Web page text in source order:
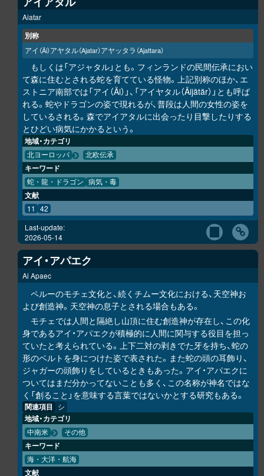
Aiatar
別称
アイ （Äi）アヤタル（Ajatar）アヤッタラ （Ajattara）
もしくは「アジャタル」とも。フィンランドの民間伝承におい
て森に住むとされる蛇を育てている怪物。上記別称のほか、エ
ストニア南部では「アイ（Äi）」、「アイヤタル（Äijätär）」とも呼ば
れる。蛇やドラゴンの姿で現れるが、普段は人間の女性の姿を
しているされる。森でアイアタルに出会ったり目撃したりする
とひどい病気にかかるという。
地域・カテゴリ
北ヨーロッパ 北欧伝承
キーワード
蛇・龍・ドラゴン 病気・毒
文献
11 42
Last-update:
2026-05-14
アイ・アパエク
Ai Apaec
ペルーのモチェ文化と、続くチムー文化における、天空神お
よび創造神。天空神の息子とされる場合もある。
モチェでは人間と隔絶し山頂に住む創造神が存在し、この化
身であるアイ・アパエクが積極的に人間に関与する役目を担っ
ていたと考えられている。上下二対の剥きでた牙を持ち、蛇の
形のベルトを身につけた姿で表された。また蛇の頭の耳飾り、
ジャガーの頭飾りをしているときもあった。アイ・アパエクに
ついてはまだ分かってないことも多く、この名称が神名ではな
く「創ること」を意味する言葉ではないかとする研究もある。
関連項目 シ
地域・カテゴリ
中南米 その他
キーワード
海・大洋・航海
文献